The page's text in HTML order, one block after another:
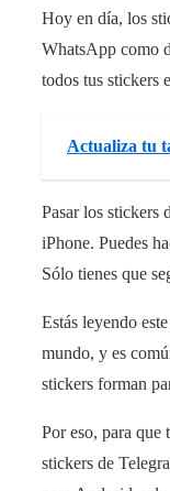
Hoy en día, los
WhatsApp como
todos tus stickers
Actualiza tu
Pasar los stickers
iPhone. Puedes
Sólo tienes que
Estás leyendo
mundo, y es
stickers forman
Por eso, para que
stickers de